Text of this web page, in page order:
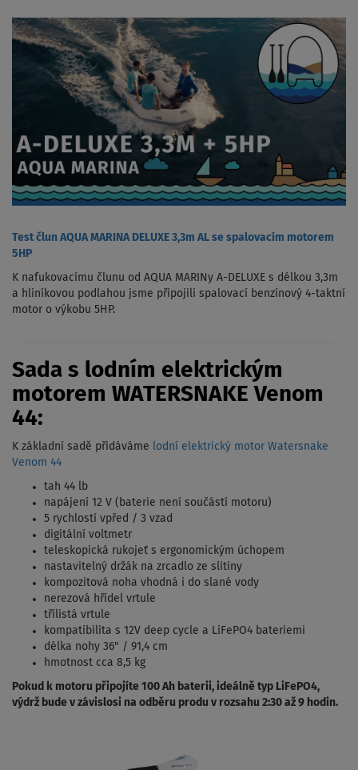
Test člun AQUA MARINA DELUXE 3,3m AL se spalovacím motorem
5HP
K nafukovacímu člunu od AQUA MARINy A-DELUXE s délkou 3,3m
a hliníkovou podlahou jsme připojili spalovací benzínový 4-taktní
motor o výkobu 5HP.
Sada s lodním elektrickým
motorem WATERSNAKE Venom
44:
K základní sadě přidáváme lodní elektrický motor Watersnake
Venom 44
tah 44 lb
napájení 12 V (baterie není součástí motoru)
5 rychlostí vpřed / 3 vzad
digitální voltmetr
teleskopická rukojeť s ergonomickým úchopem
nastavitelný držák na zrcadlo ze slitiny
kompozitová noha vhodná i do slané vody
nerezová hřídel vrtule
třílistá vrtule
kompatibilita s 12V deep cycle a LiFePO4 bateriemi
délka nohy 36" / 91,4 cm
hmotnost cca 8,5 kg
Pokud k motoru připojíte 100 Ah baterii, ideálně typ LiFePO4,
výdrž bude v závislosi na odběru produ v rozsahu 2:30 až 9 hodin.